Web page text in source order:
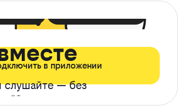
слушайте — без
в приложении